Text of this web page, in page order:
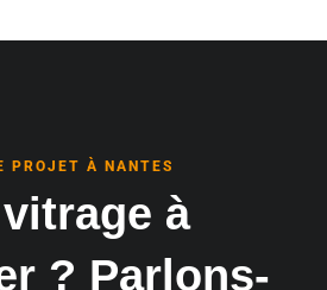
PROJET À NANTES
à
? Parlons-